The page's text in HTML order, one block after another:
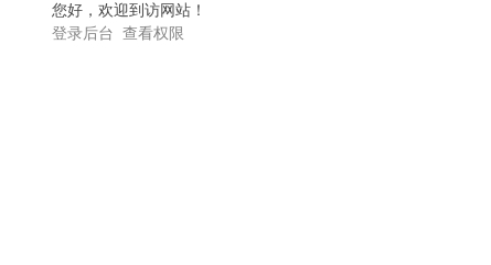
您好，欢迎到访网站！
登录后台 查看权限